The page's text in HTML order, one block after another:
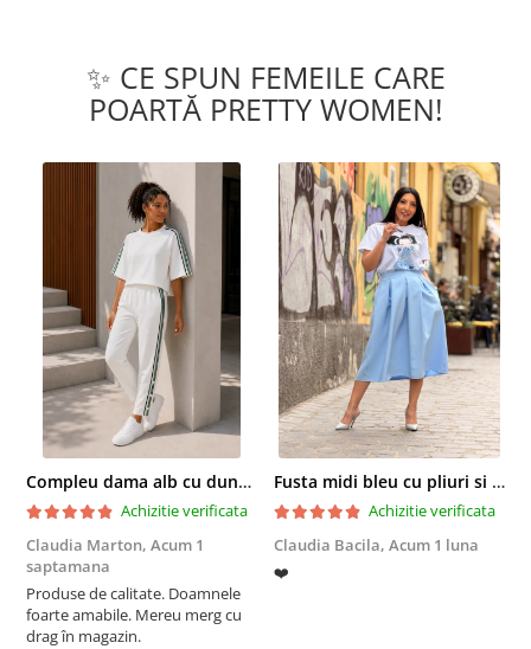
✨ CE SPUN FEMEILE CARE
POARTĂ PRETTY WOMEN!
Compleu dama alb cu dungi laterale in nuante de verde si negru
Achizitie verificata
Claudia Marton, Acum 1
saptamana
Produse de calitate. Doamnele
foarte amabile. Mereu merg cu
drag în magazin.
Fusta midi bleu cu pliuri si buzunare
Achizitie verificata
Claudia Bacila, Acum 1 luna
❤️